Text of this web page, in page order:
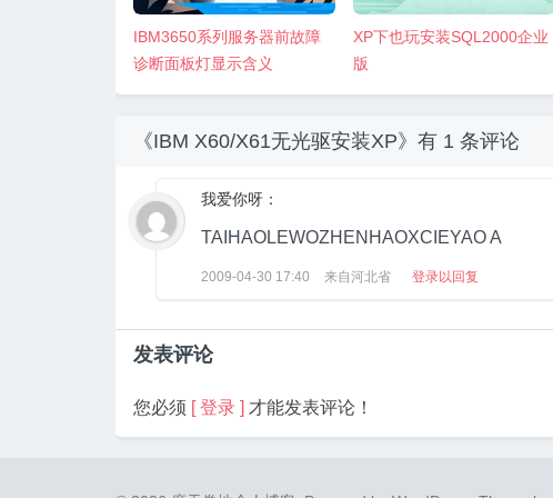
IBM3650系列服务器前故障
诊断面板灯显示含义
XP下也玩安装SQL2000企业
版
《IBM X60/X61无光驱安装XP》有 1 条评论
我爱你呀：
TAIHAOLEWOZHENHAOXCIEYAO A
2009-04-30 17:40 来自河北省 登录以回复
发表评论
您必须 [ 登录 ] 才能发表评论！